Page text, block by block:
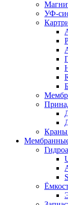
УФ-
Краны